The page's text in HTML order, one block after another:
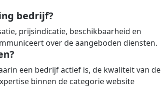
bedrijf?
prijsindicatie, beschikbaarheid en
over de aangeboden diensten.
een bedrijf actief is, de kwaliteit van de
binnen de categorie website